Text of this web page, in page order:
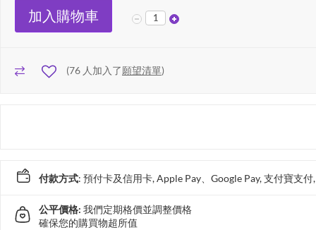
加入購物車
(76 人加入了願望清單)
付款方式: 預付卡及信用卡, Apple Pay、Google Pay, 支付寶支
公平價格: 我們定期格價並調整價格
確保您的購買物超所值